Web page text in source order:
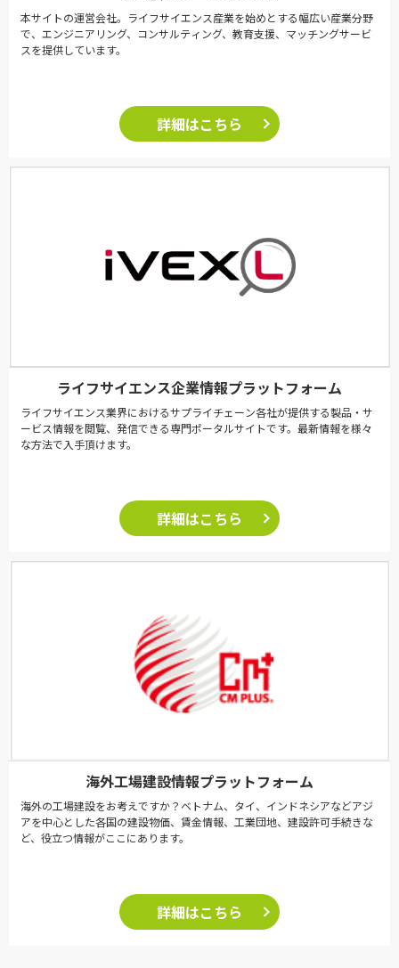
本サイトの運営会社。ライフサイエンス産業を始めとする幅広い産業分野
で、エンジニアリング、コンサルティング、教育支援、マッチングサービ
スを提供しています。
詳細はこちら
ライフサイエンス企業情報プラットフォーム
ライフサイエンス業界におけるサプライチェーン各社が提供する製品・サ
ービス情報を閲覧、発信できる専門ポータルサイトです。最新情報を様々
な方法で入手頂けます。
詳細はこちら
海外工場建設情報プラットフォーム
海外の工場建設をお考えですか？ベトナム、タイ、インドネシアなどアジ
アを中心とした各国の建設物価、賃金情報、工業団地、建設許可手続きな
ど、役立つ情報がここにあります。
詳細はこちら